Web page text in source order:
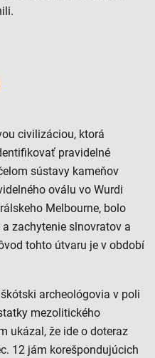
civilizáciou, ktorá
pravidelné
sústavy kameňov
oválu vo Wurdi
Melbourne, bolo
zachytenie slnovratov a
tohto útvaru je v období
archeológovia v poli
mezolitického
ukázal, že ide o doteraz
12 jám korešpondujúcich